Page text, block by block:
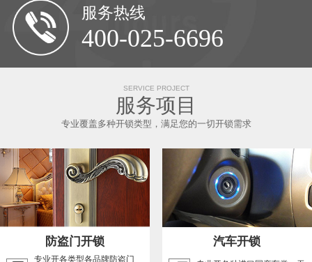
服务热线
400-025-6696
SERVICE PROJECT
服务项目
专业覆盖多种开锁类型，满足您的一切开锁需求
防盗门开锁
专业开各类型各品牌防盗门
汽车开锁